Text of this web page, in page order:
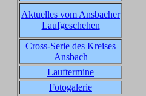
Aktuelles vom Ansbacher
Laufgeschehen
Cross-Serie des Kreises
Ansbach
Lauftermine
Fotogalerie